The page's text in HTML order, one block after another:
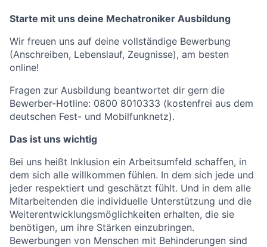
Starte mit uns deine Mechatroniker Ausbildung
Wir freuen uns auf deine vollständige Bewerbung
(Anschreiben, Lebenslauf, Zeugnisse), am besten
online!
Fragen zur Ausbildung beantwortet dir gern die
Bewerber-Hotline: 0800 8010333 (kostenfrei aus dem
deutschen Fest- und Mobilfunknetz).
Das ist uns wichtig
Bei uns heißt Inklusion ein Arbeitsumfeld schaffen, in
dem sich alle willkommen fühlen. In dem sich jede und
jeder respektiert und geschätzt fühlt. Und in dem alle
Mitarbeitenden die individuelle Unterstützung und die
Weiterentwicklungsmöglichkeiten erhalten, die sie
benötigen, um ihre Stärken einzubringen.
Bewerbungen von Menschen mit Behinderungen sind